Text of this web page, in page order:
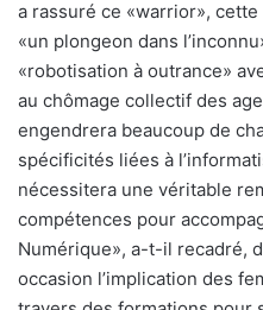
a rassuré ce «warrior»,
«un plongeon dans
«robotisation à outrance»
au chômage collectif des
engendrera beaucoup de
spécificités liées à
nécessitera une véritable
compétences pour
Numérique», a-t-il recadré,
occasion l’implication des